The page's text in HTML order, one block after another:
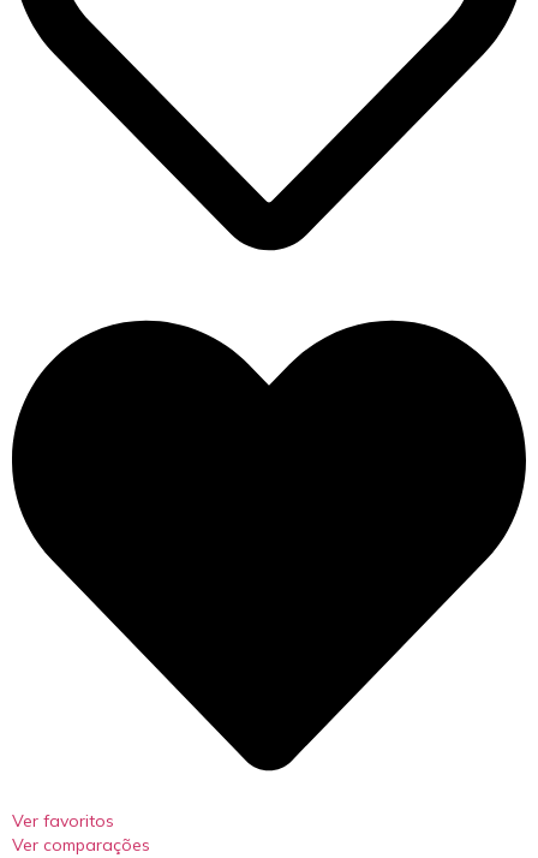
Ver favoritos
Ver comparações